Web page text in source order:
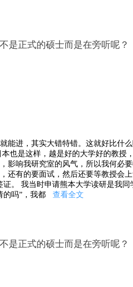
是正式的硕士而是在旁听呢？
能进，其实大错特错。这就好比什
也是这样，越是好的大学好的教授
响我研究室的风气，所以我何必
还有的要面试，然后还要等教授会
。 我当时申请熊本大学读研是我同
的吗”，我都
查看全文
是正式的硕士而是在旁听呢？